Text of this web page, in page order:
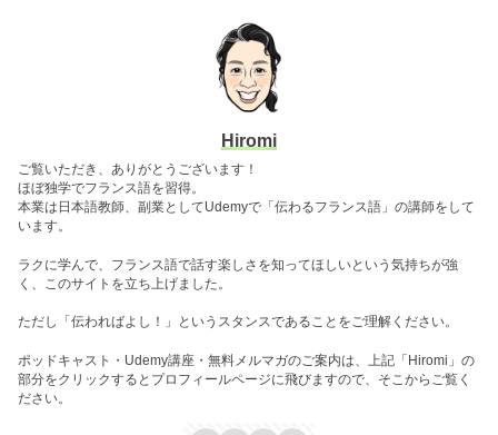
Hiromi
ご覧いただき、ありがとうございます！
ほぼ独学でフランス語を習得。
本業は日本語教師、副業としてUdemyで「伝わるフランス語」の講師をして
います。
ラクに学んで、フランス語で話す楽しさを知ってほしいという気持ちが強
く、このサイトを立ち上げました。
ただし「伝わればよし！」というスタンスであることをご理解ください。
ポッドキャスト・Udemy講座・無料メルマガのご案内は、上記「Hiromi」の
部分をクリックするとプロフィールページに飛びますので、そこからご覧く
ださい。